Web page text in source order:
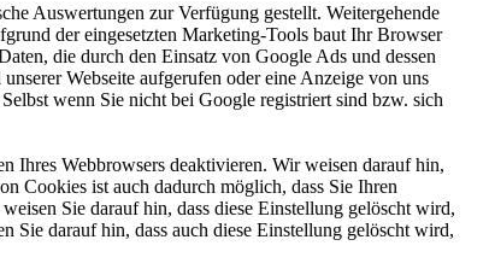
Auswertungen zur Verfügung gestellt. Weitergehende
der eingesetzten Marketing-Tools baut Ihr Browser
die durch den Einsatz von Google Ads und dessen
Webseite aufgerufen oder eine Anzeige von uns
wenn Sie nicht bei Google registriert sind bzw. sich
Ihres Webbrowsers deaktivieren. Wir weisen darauf hin,
Cookies ist auch dadurch möglich, dass Sie Ihren
Sie darauf hin, dass diese Einstellung gelöscht wird,
Sie darauf hin, dass auch diese Einstellung gelöscht wird,